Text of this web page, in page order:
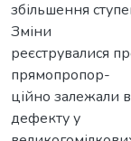
збільшення
Зміни
реєструвалися
прямопропор-
ційно залежали
дефекту у